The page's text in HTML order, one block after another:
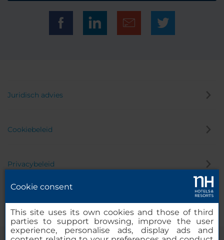
Juridisch advies
Cookiebeleid
Privacybeleid
Cookie consent
This site uses its own cookies and those of third
parties to support browsing, improve the user
experience, personalise ads, display ads and